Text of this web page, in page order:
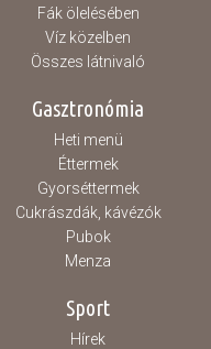
Fák ölelésében
Víz közelben
Összes látnivaló
Gasztronómia
Heti menü
Éttermek
Gyorséttermek
Cukrászdák, kávézók
Pubok
Menza
Sport
Hírek